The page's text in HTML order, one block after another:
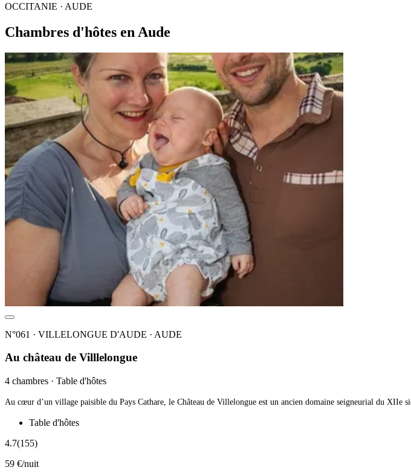
OCCITANIE · AUDE
Chambres d'hôtes en Aude
N°061 · VILLELONGUE D'AUDE · AUDE
Au château de Villlelongue
4 chambres · Table d'hôtes
Au cœur d’un village paisible du Pays Cathare, le Château de Villelongue est un ancien domaine seigneurial du XIIe
Table d'hôtes
4.7(155)
59 €/nuit